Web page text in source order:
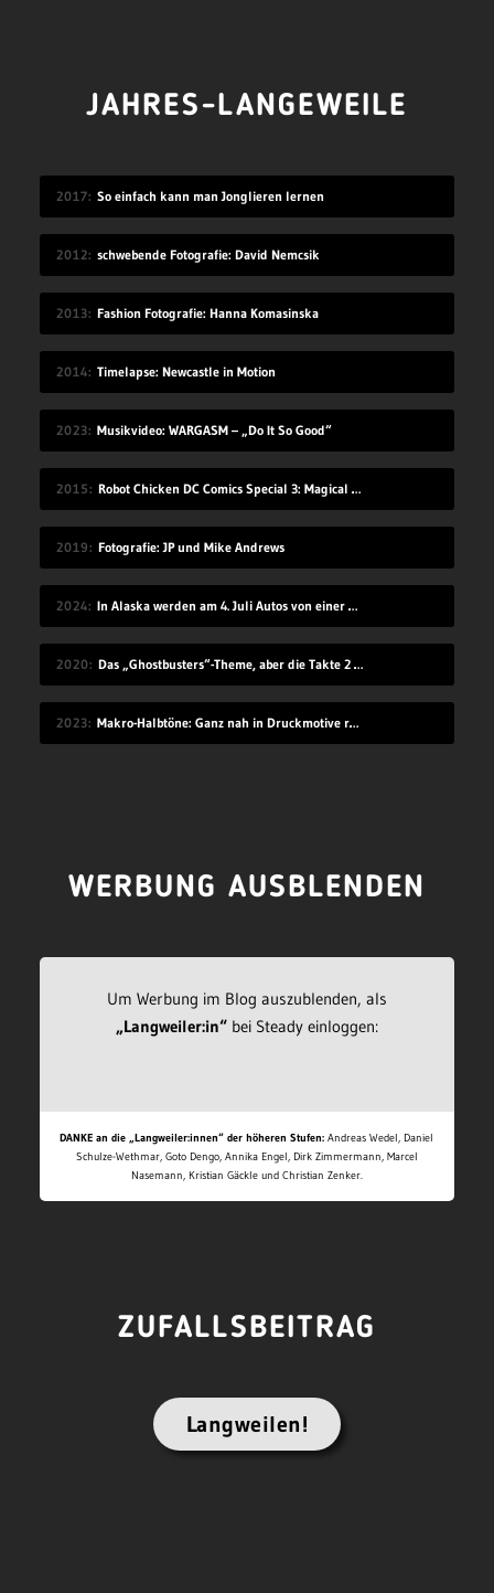
JAHRES-LANGEWEILE
2017 So einfach kann man Jonglieren lernen
2012 schwebende Fotografie: David Nemcsik
2013 Fashion Fotografie: Hanna Komasinska
2014 Timelapse: Newcastle in Motion
2023 Musikvideo: WARGASM – „Do It So Good“
2015 Robot Chicken DC Comics Special 3: Magical Friendship
2019 Fotografie: JP und Mike Andrews
2024 In Alaska werden am 4. Juli Autos von einer Klippe gefahren
2020 Das „Ghostbusters“-Theme, aber die Takte 2 und 4 sind vertauscht
2023 Makro-Halbtöne: Ganz nah in Druckmotive reingezoomt
WERBUNG AUSBLENDEN
Um Werbung im Blog auszublenden, als
„Langweiler:in“bei Steady einloggen:
DANKE an die „Langweiler:innen“ der höheren Stufen: Andreas Wedel, Daniel
Schulze-Wethmar, Goto Dengo, Annika Engel, Dirk Zimmermann, Marcel
Nasemann, Kristian Gäckle und Christian Zenker.
ZUFALLSBEITRAG
Langweilen!